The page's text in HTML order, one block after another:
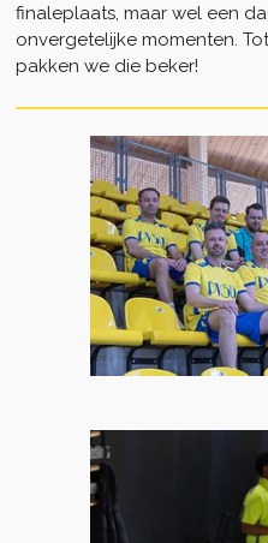
finaleplaats, maar wel een
onvergetelijke momenten.
pakken we die beker!